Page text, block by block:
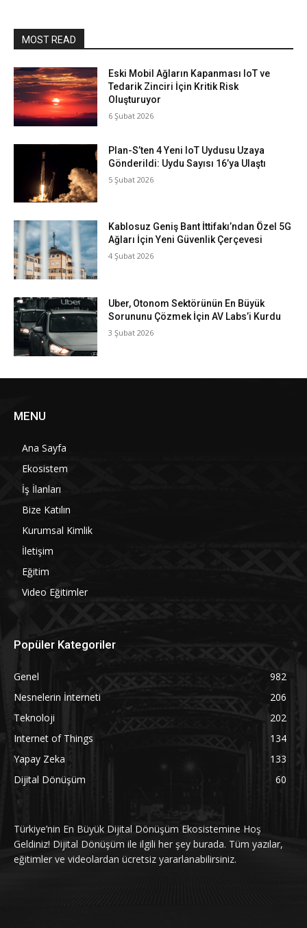
MOST READ
Eski Mobil Ağların Kapanması IoT ve
Tedarik Zinciri İçin Kritik Risk
Oluşturuyor
6 Şubat 2026
Plan-S’ten 4 Yeni IoT Uydusu Uzaya
Gönderildi: Uydu Sayısı 16’ya Ulaştı
5 Şubat 2026
Kablosuz Geniş Bant İttifakı’ndan Özel 5G
Ağları İçin Yeni Güvenlik Çerçevesi
4 Şubat 2026
Uber, Otonom Sektörünün En Büyük
Sorununu Çözmek İçin AV Labs’i Kurdu
3 Şubat 2026
MENU
Ana Sayfa
Ekosistem
İş İlanları
Bize Katılın
Kurumsal Kimlik
İletişim
Eğitim
Video Eğitimler
Popüler Kategoriler
Genel
982
Nesnelerin İnterneti
206
Teknoloji
202
Internet of Things
134
Yapay Zeka
133
Dijital Dönüşüm
60
Türkiye’nin En Büyük Dijital Dönüşüm Ekosistemine Hoş
Geldiniz! Dijital Dönüşüm ile ilgili her şey burada. Tüm yazılar,
eğitimler ve videolardan ücretsiz yararlanabilirsiniz.